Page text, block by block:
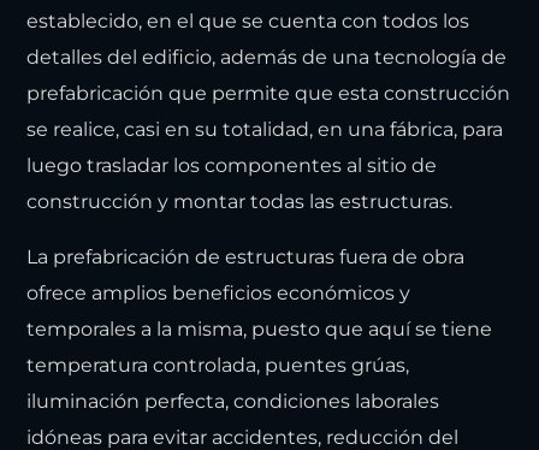
establecido, en el que se cuenta con todos los
detalles del edificio, además de una tecnología de
prefabricación que permite que esta construcción
se realice, casi en su totalidad, en una fábrica, para
luego trasladar los componentes al sitio de
construcción y montar todas las estructuras.
La prefabricación de estructuras fuera de obra
ofrece amplios beneficios económicos y
temporales a la misma, puesto que aquí se tiene
temperatura controlada, puentes grúas,
iluminación perfecta, condiciones laborales
idóneas para evitar accidentes, reducción del